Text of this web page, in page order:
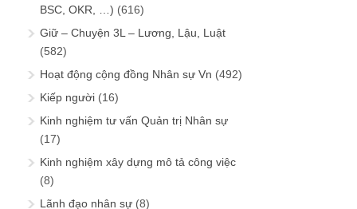
BSC, OKR, …) (616)
Giữ – Chuyện 3L – Lương, Lậu, Luật
(582)
Hoạt động cộng đồng Nhân sự Vn (492)
Kiếp người (16)
Kinh nghiệm tư vấn Quản trị Nhân sự
(17)
Kinh nghiệm xây dựng mô tả công việc
(8)
Lãnh đạo nhân sự (8)